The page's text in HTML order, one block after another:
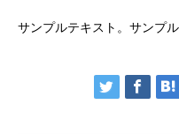
サンプルテキスト。サンプル